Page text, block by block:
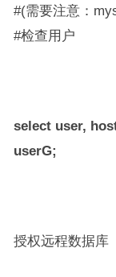
#(需要注意：
#检查用户
select user,
userG;
授权远程数据库